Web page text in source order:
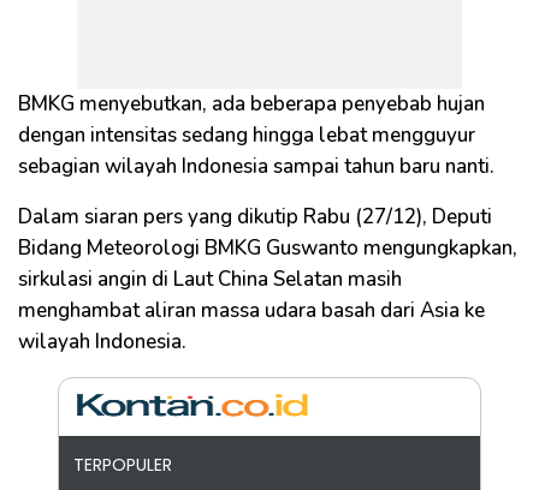
BMKG menyebutkan, ada beberapa penyebab hujan
dengan intensitas sedang hingga lebat mengguyur
sebagian wilayah Indonesia sampai tahun baru nanti.
Dalam siaran pers yang dikutip Rabu (27/12), Deputi
Bidang Meteorologi BMKG Guswanto mengungkapkan,
sirkulasi angin di Laut China Selatan masih
menghambat aliran massa udara basah dari Asia ke
wilayah Indonesia.
TERPOPULER